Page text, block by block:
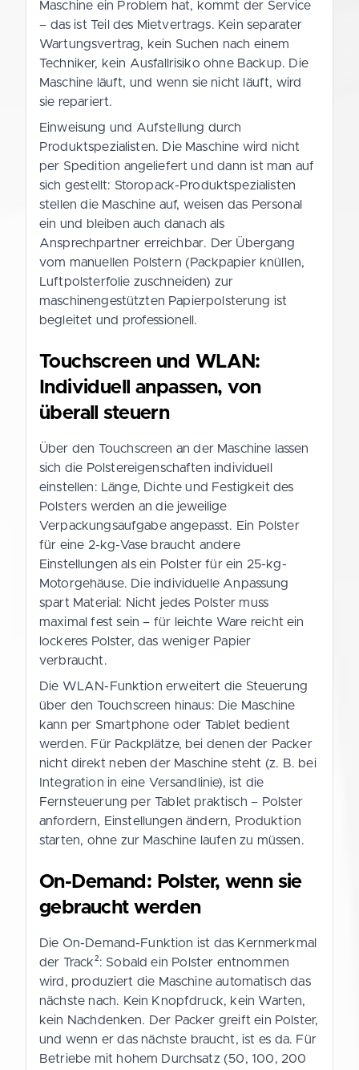
Maschine ein Problem hat, kommt der Service
– das ist Teil des Mietvertrags. Kein separater
Wartungsvertrag, kein Suchen nach einem
Techniker, kein Ausfallrisiko ohne Backup. Die
Maschine läuft, und wenn sie nicht läuft, wird
sie repariert.
Einweisung und Aufstellung durch
Produktspezialisten. Die Maschine wird nicht
per Spedition angeliefert und dann ist man auf
sich gestellt: Storopack-Produktspezialisten
stellen die Maschine auf, weisen das Personal
ein und bleiben auch danach als
Ansprechpartner erreichbar. Der Übergang
vom manuellen Polstern (Packpapier knüllen,
Luftpolsterfolie zuschneiden) zur
maschinengestützten Papierpolsterung ist
begleitet und professionell.
Touchscreen und WLAN:
Individuell anpassen, von
überall steuern
Über den Touchscreen an der Maschine lassen
sich die Polstereigenschaften individuell
einstellen: Länge, Dichte und Festigkeit des
Polsters werden an die jeweilige
Verpackungsaufgabe angepasst. Ein Polster
für eine 2-kg-Vase braucht andere
Einstellungen als ein Polster für ein 25-kg-
Motorgehäuse. Die individuelle Anpassung
spart Material: Nicht jedes Polster muss
maximal fest sein – für leichte Ware reicht ein
lockeres Polster, das weniger Papier
verbraucht.
Die WLAN-Funktion erweitert die Steuerung
über den Touchscreen hinaus: Die Maschine
kann per Smartphone oder Tablet bedient
werden. Für Packplätze, bei denen der Packer
nicht direkt neben der Maschine steht (z. B. bei
Integration in eine Versandlinie), ist die
Fernsteuerung per Tablet praktisch – Polster
anfordern, Einstellungen ändern, Produktion
starten, ohne zur Maschine laufen zu müssen.
On-Demand: Polster, wenn sie
gebraucht werden
Die On-Demand-Funktion ist das Kernmerkmal
der Track²: Sobald ein Polster entnommen
wird, produziert die Maschine automatisch das
nächste nach. Kein Knopfdruck, kein Warten,
kein Nachdenken. Der Packer greift ein Polster,
und wenn er das nächste braucht, ist es da. Für
Betriebe mit hohem Durchsatz (50, 100, 200